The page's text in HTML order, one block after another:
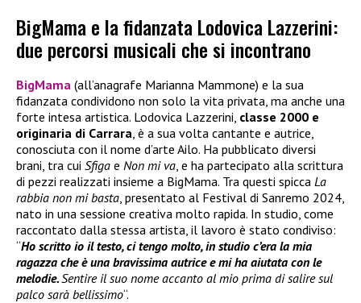
BigMama e la fidanzata Lodovica Lazzerini:
due percorsi musicali che si incontrano
BigMama (all’anagrafe Marianna Mammone) e la sua
fidanzata condividono non solo la vita privata, ma anche una
forte intesa artistica. Lodovica Lazzerini, classe 2000 e
originaria di Carrara , è a sua volta cantante e autrice,
conosciuta con il nome d’arte Ailo. Ha pubblicato diversi
brani, tra cui Sfiga e Non mi va , e ha partecipato alla scrittura
di pezzi realizzati insieme a BigMama. Tra questi spicca La
rabbia non mi basta , presentato al Festival di Sanremo 2024,
nato in una sessione creativa molto rapida. In studio, come
raccontato dalla stessa artista, il lavoro è stato condiviso:
“Ho scritto io il testo, ci tengo molto, in studio c’era la mia
ragazza che è una bravissima autrice e mi ha aiutata con le
melodie.Sentire il suo nome accanto al mio prima di salire sul
palco sarà bellissimo“.